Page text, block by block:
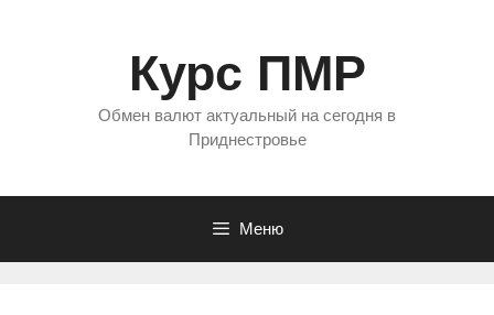
Курс ПМР
Обмен валют актуальный на сегодня в
Приднестровье
Меню